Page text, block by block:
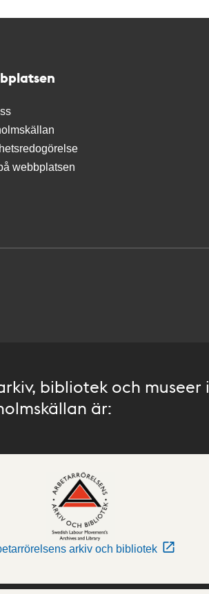
webbplatsen
bibliotek och museer i
är:
arkiv och bibliotek